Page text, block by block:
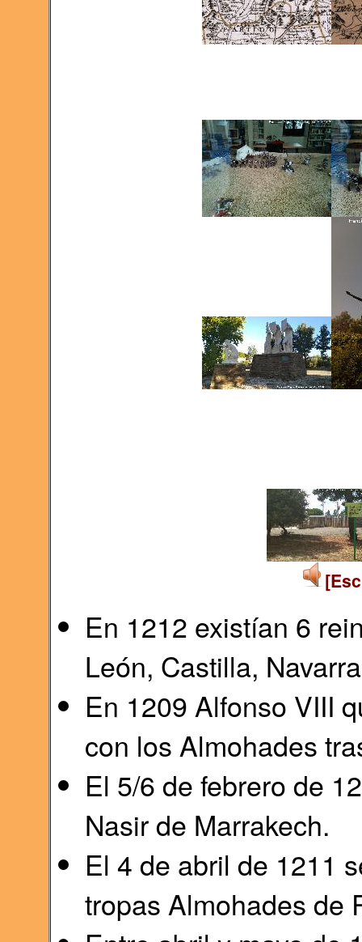
En 1212 existían 6
León, Castilla,
En 1209 Alfonso VIII
con los Almohades
El 5/6 de febrero de
Nasir de Marrakech.
El 4 de abril de 1211
tropas Almohades de